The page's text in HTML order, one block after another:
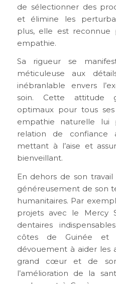
de sélectionner des
et élimine les
plus, elle est
empathie.
Sa rigueur se
méticuleuse aux
inébranlable envers
soin. Cette attitude
optimaux pour tous
empathie naturelle
relation de confiance
mettant à l’aise et
bienveillant.
En dehors de son
généreusement de son
humanitaires. Par
projets avec le Mercy
dentaires
côtes de Guinée et
dévouement à aider les
grand cœur et de
l’amélioration de la